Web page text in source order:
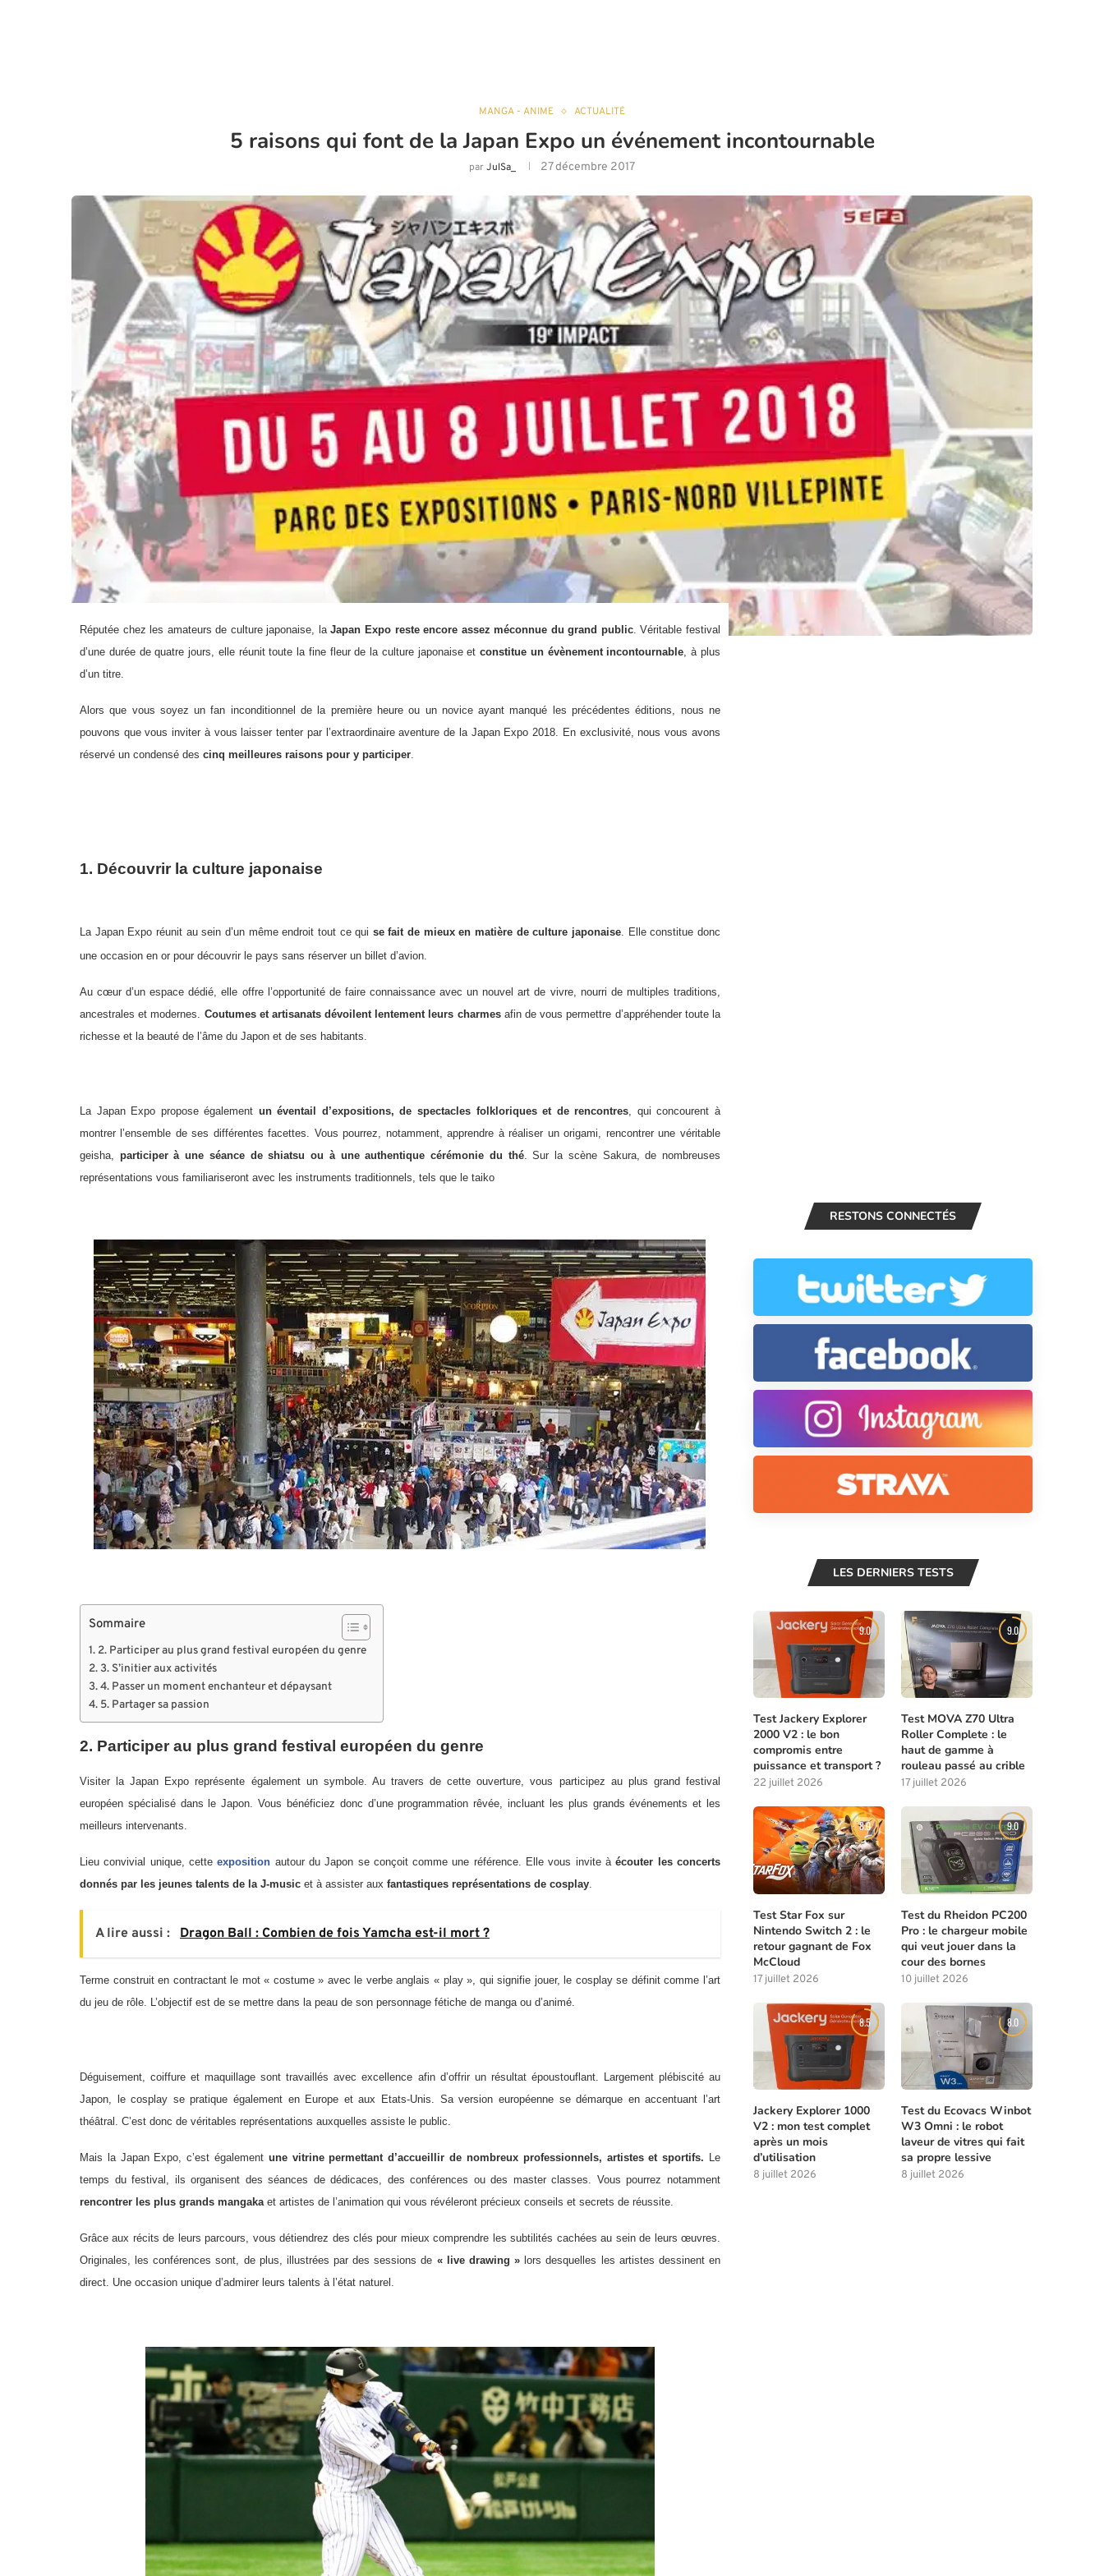
MANGA - ANIME ACTUALITÉ
5 raisons qui font de la Japan Expo un événement incontournable
parJulSa_ 27 décembre 2017
Réputée chez les amateurs de culture japonaise, laJapan Expo reste encore assez méconnue du grand public. Véritable festival
d’une durée de quatre jours, elle réunit toute la fine fleur de la culture japonaise etconstitue un évènement incontournable , à plus
d’un titre.
Alors que vous soyez un fan inconditionnel de la première heure ou un novice ayant manqué les précédentes éditions, nous ne
pouvons que vous inviter à vous laisser tenter par l’extraordinaire aventure de la Japan Expo 2018. En exclusivité, nous vous avons
réservé un condensé des cinq meilleures raisons pour y participer
1. Découvrir la culture japonaise
La Japan Expo réunit au sein d’un même endroit tout ce qui se fait de mieux en matière de culture japonaise . Elle constitue donc
une occasion en or pour découvrir le pays sans réserver un billet d’avion.
Au cœur d’un espace dédié, elle offre l’opportunité de faire connaissance avec un nouvel art de vivre, nourri de multiples traditions,
ancestrales et modernes. Coutumes et artisanats dévoilent lentement leurs charmesafin de vous permettre d’appréhender toute la
richesse et la beauté de l’âme du Japon et de ses habitants.
La Japan Expo propose également un éventail d’expositions, de spectacles folkloriques et de rencontres , qui concourent à
montrer l’ensemble de ses différentes facettes. Vous pourrez, notamment, apprendre à réaliser un origami, rencontrer une véritable
geisha, participer à une séance de shiatsu ou à une authentique cérémonie du thé. Sur la scène Sakura, de nombreuses
représentations vous familiariseront avec les instruments traditionnels, tels que le taiko
Sommaire
2. Participer au plus grand festival européen du genre
3. S’initier aux activités
4. Passer un moment enchanteur et dépaysant
5. Partager sa passion
2. Participer au plus grand festival européen du genre
Visiter la Japan Expo représente également un symbole. Au travers de cette ouverture, vous participez au plus grand festival
européen spécialisé dans le Japon. Vous bénéficiez donc d’une programmation rêvée, incluant les plus grands événements et les
meilleurs intervenants.
Lieu convivial unique, cetteexposition autour du Japon se conçoit comme une référence. Elle vous invite àécouter les concerts
donnés par les jeunes talents de la J-music et à assister aux fantastiques représentations de cosplay
A lire aussi : Dragon Ball : Combien de fois Yamcha est-il mort ?
Terme construit en contractant le mot « costume » avec le verbe anglais « play », qui signifie jouer, le cosplay se définit comme l’art
du jeu de rôle. L’objectif est de se mettre dans la peau de son personnage fétiche de manga ou d’animé.
Déguisement, coiffure et maquillage sont travaillés avec excellence afin d’offrir un résultat époustouflant. Largement plébiscité au
Japon, le cosplay se pratique également en Europe et aux Etats-Unis. Sa version européenne se démarque en accentuant l’art
théâtral. C’est donc de véritables représentations auxquelles assiste le public.
Mais la Japan Expo, c’est également une vitrine permettant d’accueillir de nombreux professionnels, artistes et sportifs. Le
temps du festival, ils organisent des séances de dédicaces, des conférences ou des master classes. Vous pourrez notamment
rencontrer les plus grands mangaka et artistes de l’animation qui vous révéleront précieux conseils et secrets de réussite.
Grâce aux récits de leurs parcours, vous détiendrez des clés pour mieux comprendre les subtilités cachées au sein de leurs œuvres.
Originales, les conférences sont, de plus, illustrées par des sessions de « live drawing » lors desquelles les artistes dessinent en
direct. Une occasion unique d’admirer leurs talents à l’état naturel.
RESTONS CONNECTÉS
LES DERNIERS TESTS
9.0
Test Jackery Explorer
2000 V2 : le bon
compromis entre
puissance et transport ?
22 juillet 2026
9.0
Test MOVA Z70 Ultra
Roller Complete : le
haut de gamme à
rouleau passé au crible
17 juillet 2026
8.0
Test Star Fox sur
Nintendo Switch 2 : le
retour gagnant de Fox
McCloud
17 juillet 2026
9.0
Test du Rheidon PC200
Pro : le chargeur mobile
qui veut jouer dans la
cour des bornes
10 juillet 2026
8.5
Jackery Explorer 1000
V2 : mon test complet
après un mois
d’utilisation
8 juillet 2026
8.0
Test du Ecovacs Winbot
W3 Omni : le robot
laveur de vitres qui fait
sa propre lessive
8 juillet 2026